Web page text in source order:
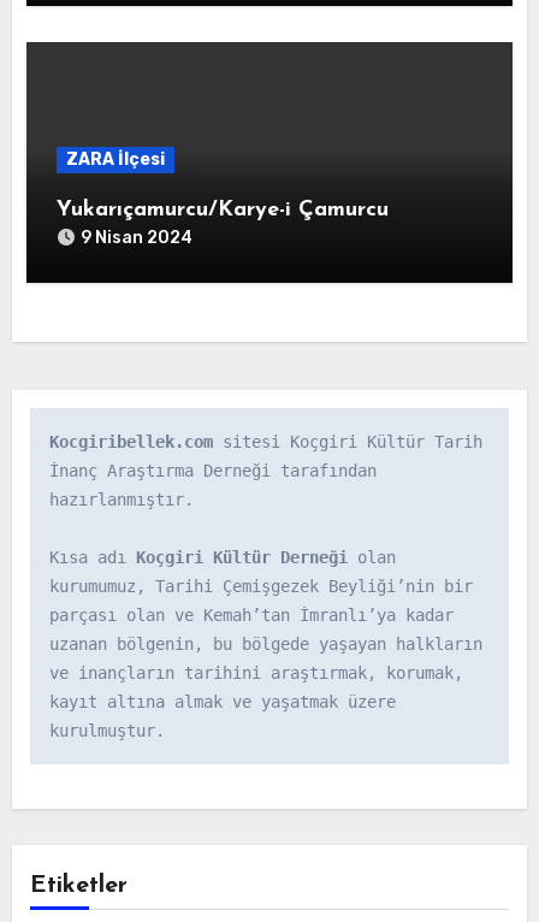
ZARA İlçesi
Yukarıçamurcu/Karye-i Çamurcu
9 Nisan 2024
Kocgiribellek.com sitesi Koçgiri Kültür Tarih
İnanç Araştırma Derneği tarafından
hazırlanmıştır.
Kısa adı Koçgiri Kültür Derneği olan
kurumumuz, Tarihi Çemişgezek Beyliği’nin bir
parçası olan ve Kemah’tan İmranlı’ya kadar
uzanan bölgenin, bu bölgede yaşayan halkların
ve inançların tarihini araştırmak, korumak,
kayıt altına almak ve yaşatmak üzere
kurulmuştur.
Etiketler